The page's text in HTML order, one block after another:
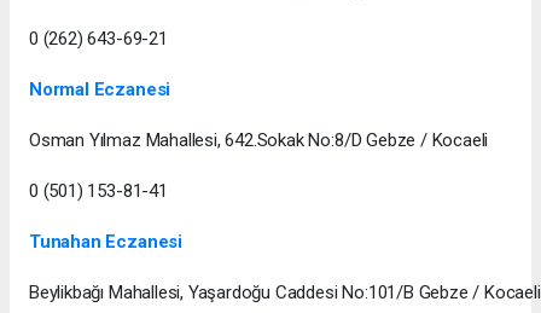
0 (262) 643-69-21
Normal Eczanesi
Osman Yılmaz Mahallesi, 642.Sokak No:8/D Gebze / Kocaeli
0 (501) 153-81-41
Tunahan Eczanesi
Beylikbağı Mahallesi, Yaşardoğu Caddesi No:101/B Gebze / Kocaeli